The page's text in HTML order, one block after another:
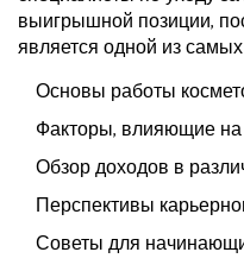
выигрышной позиции,
является одной из
Основы работы
Факторы, влияющие на
Обзор доходов в
Перспективы
Советы для